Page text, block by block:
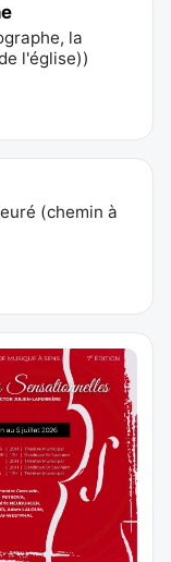
la
l'église))
(chemin à